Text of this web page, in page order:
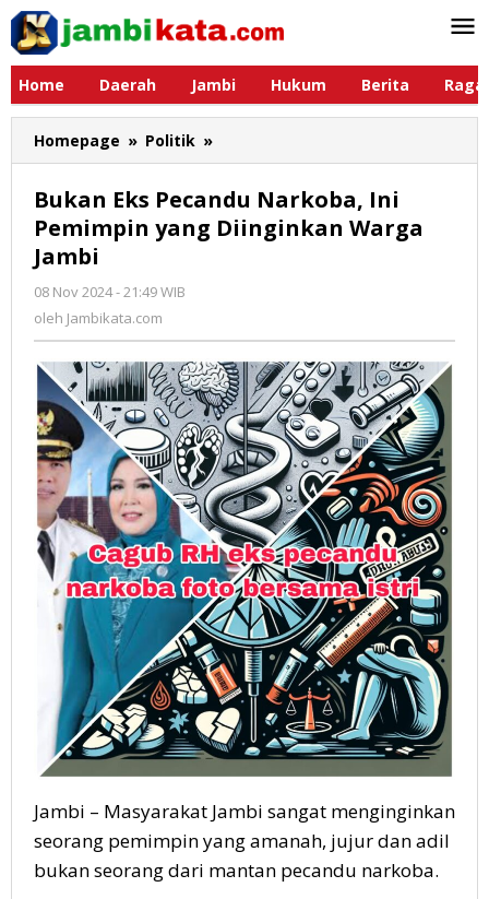
Lewati
konten
Home
Daerah Jambi Hukum Berita
Homepage » Politik »
Eks
Pecandu
Narkoba,
Ini
Jambi
Bukan Eks Pecandu Narkoba, Ini
Pemimpin yang Diinginkan Warga
Jambi
08 Nov 2024 - 21:49 WIB
oleh Jambikata.com
Jambi – Masyarakat Jambi sangat menginginkan
seorang pemimpin yang amanah, jujur dan adil
bukan seorang dari mantan pecandu narkoba.